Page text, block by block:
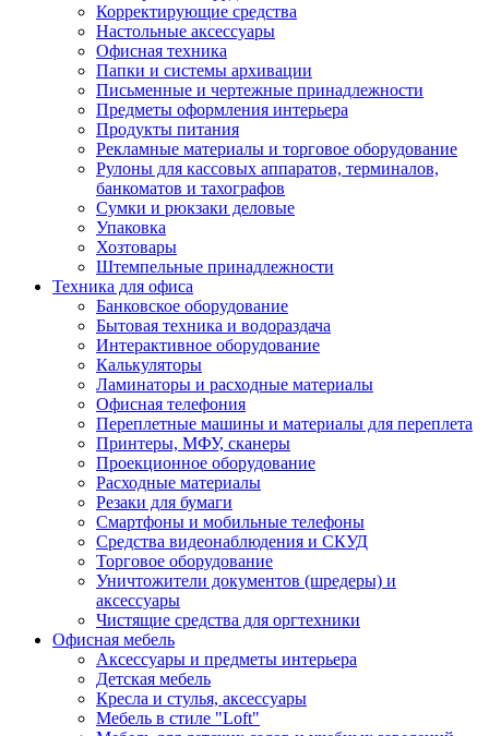
Корректирующие средства
Настольные аксессуары
Офисная техника
Папки и системы архивации
Письменные и чертежные принадлежности
Предметы оформления интерьера
Продукты питания
Рекламные материалы и торговое оборудование
Рулоны для кассовых аппаратов, терминалов,
банкоматов и тахографов
Сумки и рюкзаки деловые
Упаковка
Хозтовары
Штемпельные принадлежности
Техника для офиса
Банковское оборудование
Бытовая техника и водораздача
Интерактивное оборудование
Калькуляторы
Ламинаторы и расходные материалы
Офисная телефония
Переплетные машины и материалы для переплета
Принтеры, МФУ, сканеры
Проекционное оборудование
Расходные материалы
Резаки для бумаги
Смартфоны и мобильные телефоны
Средства видеонаблюдения и СКУД
Торговое оборудование
Уничтожители документов (шредеры) и
аксессуары
Чистящие средства для оргтехники
Офисная мебель
Аксессуары и предметы интерьера
Детская мебель
Кресла и стулья, аксессуары
Мебель в стиле "Loft"